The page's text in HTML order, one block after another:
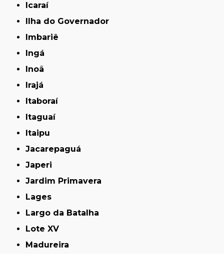
Icaraí
Ilha do Governador
Imbariê
Ingá
Inoã
Irajá
Itaboraí
Itaguaí
Itaipu
Jacarepaguá
Japeri
Jardim Primavera
Lages
Largo da Batalha
Lote XV
Madureira